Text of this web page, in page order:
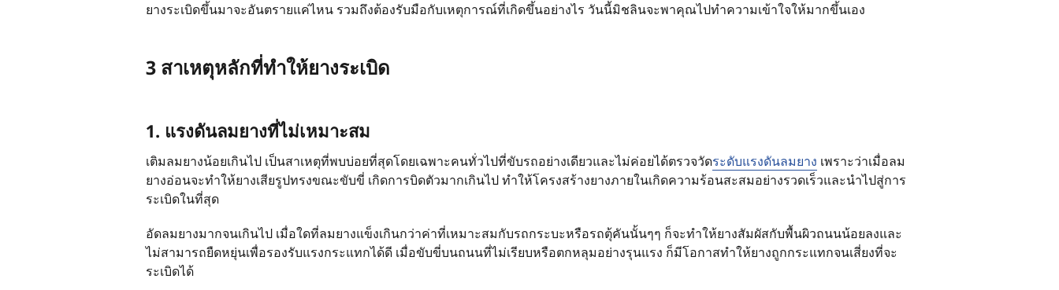
ยางระเบิดขึ้นมาจะอันตรายแค่ไหน รวมถึงต้องรับมือกับเหตุการณ์ที่เกิดขึ้นอย่างไร วันนี้มิชลินจะพาคุณไปทำความเข้าใจให้มากขึ้นเอง
3 สาเหตุหลักที่ทำให้ยางระเบิด
1. แรงดันลมยางที่ไม่เหมาะสม
เติมลมยางน้อยเกินไป เป็นสาเหตุที่พบบ่อยที่สุดโดยเฉพาะคนทั่วไปที่ขับรถอย่างเดียวและไม่ค่อยได้ตรวจวัดระดับแรงดันลมยาง เพราะว่าเมื่อลม
ยางอ่อนจะทำให้ยางเสียรูปทรงขณะขับขี่ เกิดการบิดตัวมากเกินไป ทำให้โครงสร้างยางภายในเกิดความร้อนสะสมอย่างรวดเร็วและนำไปสู่การ
ระเบิดในที่สุด
อัดลมยางมากจนเกินไป เมื่อใดที่ลมยางแข็งเกินกว่าค่าที่เหมาะสมกับรถกระบะหรือรถตุ้คันนั้นๆๆ ก็จะทำให้ยางสัมผัสกับพื้นผิวถนนน้อยลงและ
ไม่สามารถยืดหยุ่นเพื่อรองรับแรงกระแทกได้ดี เมื่อขับขี่บนถนนที่ไม่เรียบหรือตกหลุมอย่างรุนแรง ก็มีโอกาสทำให้ยางถูกกระแทกจนเสี่ยงที่จะ
ระเบิดได้